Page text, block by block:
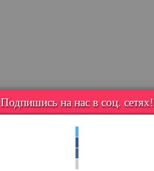
Подпишись на нас в соц. сетях!